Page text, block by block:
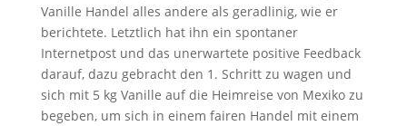
Vanille Handel alles andere als geradlinig, wie er
berichtete. Letztlich hat ihn ein spontaner
Internetpost und das unerwartete positive Feedback
darauf, dazu gebracht den 1. Schritt zu wagen und
sich mit 5 kg Vanille auf die Heimreise von Mexiko zu
begeben, um sich in einem fairen Handel mit einem